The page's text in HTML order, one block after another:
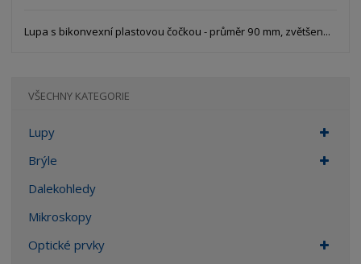
Lupa s bikonvexní plastovou čočkou - průměr 90 mm, zvětšen...
VŠECHNY KATEGORIE
Lupy
Brýle
Dalekohledy
Mikroskopy
Optické prvky